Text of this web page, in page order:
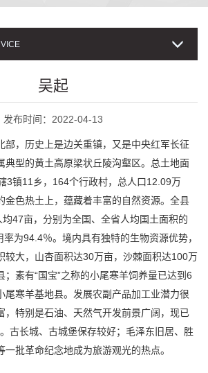
吴起
发布时间：2022-04-13
部，历史上是边关重镇，又是中央红军长征
典型的黄土高原梁状丘陵沟壑区。总土地面
3镇11乡，164个行政村，总人口12.09万
金色热土上，蕴藏着丰富的自然资源。全县
47亩，分别为全国、全省人均国土面积的
为94.4％。境内具有独特的生物资源优势，
较大，山杏面积达30万亩，沙棘面积达100万
；素有“国宝”之称的小尾寒羊饲养量已达到6
尾寒羊基地县。发展农副产品加工业潜力很
，特别是石油、天然气开发前景广阔，现已
古长城、古城堡保存较好；毛泽东旧居、胜
批革命纪念地成为旅游观光的热点。